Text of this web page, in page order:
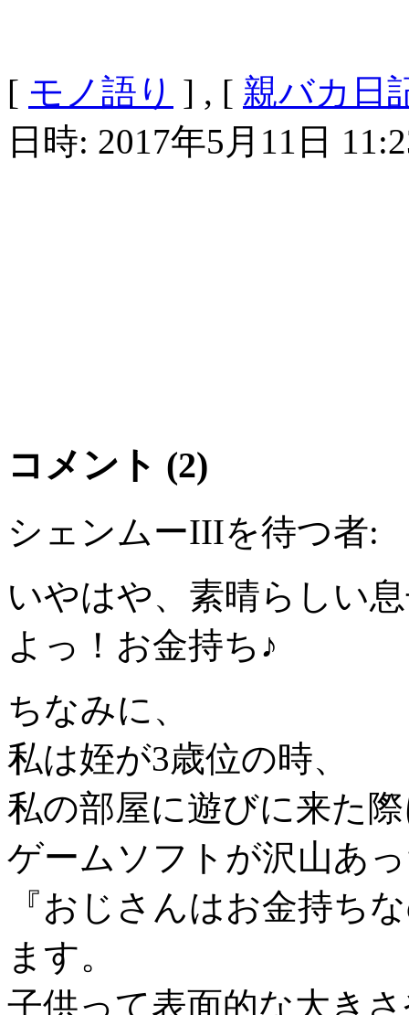
[ モノ語り ] , [ 親バカ日
日時: 2017年5月11日
コメント (2)
シェンムーIIIを待つ者:
いやはや、素晴らしい
よっ！お金持ち♪
ちなみに、
私は姪が3歳位の時、
私の部屋に遊びに来た
ゲームソフトが沢山あ
『おじさんはお金持ち
ます。
子供って表面的な大き